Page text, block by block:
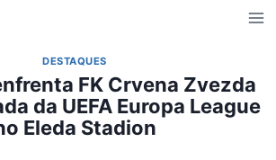
DESTAQUES
FK Crvena Zvezda
da UEFA Europa League
Eleda Stadion